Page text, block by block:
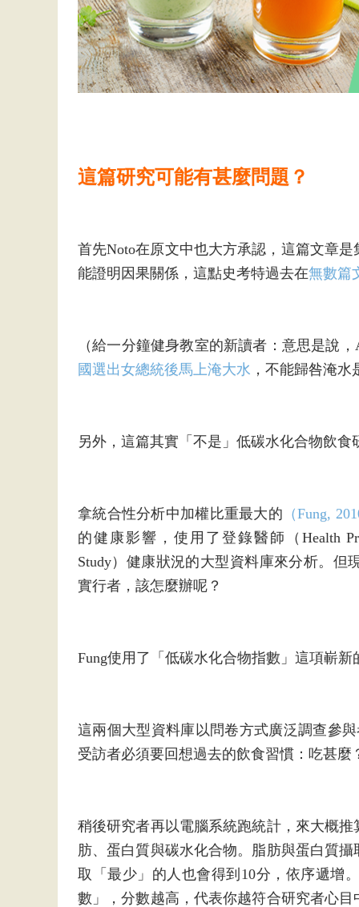
這篇研究可能有甚麼問題？
首先Noto在原文中也大方承認，這篇文章
能證明因果關係，這點史考特過去在無數篇
（給一分鐘健身教室的新讀者：意思是說
國選出女總統後馬上淹大水 ，不能歸咎淹
另外，這篇其實「不是」低碳水化合物飲食
拿統合性分析中加權比重最大的 （Fung,
的健康影響，使用了登錄醫師（Health
Study）健康狀況的大型資料庫來分析。
實行者，該怎麼辦呢？
Fung使用了「低碳水化合物指數」這項嶄新
這兩個大型資料庫以問卷方式廣泛調查參
受訪者必須要回想過去的飲食習慣：吃甚
稍後研究者再以電腦系統跑統計，來大概
肪、蛋白質與碳水化合物。脂肪與蛋白質
取「最少」的人也會得到10分，依序遞增
數」，分數越高，代表你越符合研究者心